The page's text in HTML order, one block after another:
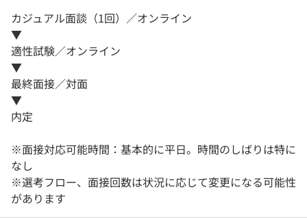
カジュアル面談（1回）／オンライン
▼
適性試験／オンライン
▼
最終面接／対面
▼
内定
※面接対応可能時間：基本的に平日。時間のしばりは特に
なし
※選考フロー、面接回数は状況に応じて変更になる可能性
があります